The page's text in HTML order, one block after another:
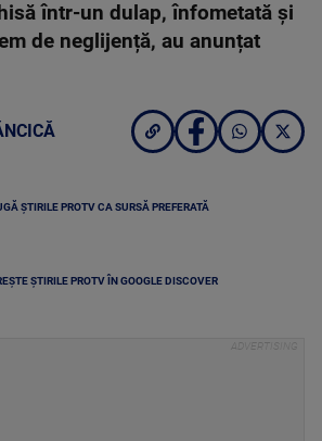
într-un dulap, înfometată și
de neglijență, au anunțat
ȘTIRILE PROTV CA SURSĂ PREFERATĂ
ȘTIRILE PROTV ÎN GOOGLE DISCOVER